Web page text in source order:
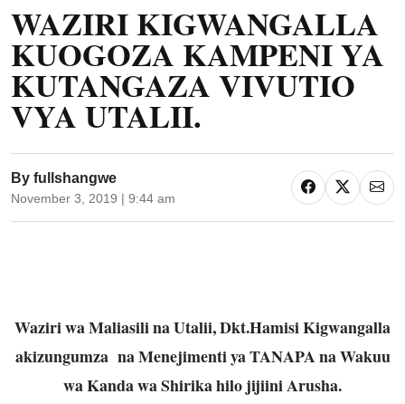
WAZIRI KIGWANGALLA
KUOGOZA KAMPENI YA
KUTANGAZA VIVUTIO
VYA UTALII.
By fullshangwe
November 3, 2019 | 9:44 am
Waziri wa Maliasili na Utalii, Dkt.Hamisi Kigwangalla
akizungumza na Menejimenti ya TANAPA na Wakuu
wa Kanda wa Shirika hilo jijiini Arusha.